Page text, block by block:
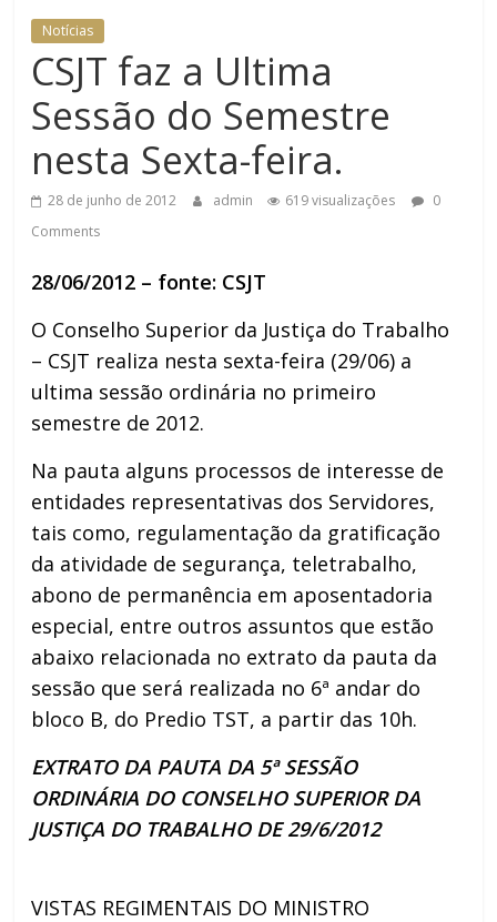
Notícias
CSJT faz a Ultima
Sessão do Semestre
nesta Sexta-feira.
28 de junho de 2012 admin 619 visualizações
0
Comments
28/06/2012 – fonte: CSJT
O Conselho Superior da Justiça do Trabalho
– CSJT realiza nesta sexta-feira (29/06) a
ultima sessão ordinária no primeiro
semestre de 2012.
Na pauta alguns processos de interesse de
entidades representativas dos Servidores,
tais como, regulamentação da gratificação
da atividade de segurança, teletrabalho,
abono de permanência em aposentadoria
especial, entre outros assuntos que estão
abaixo relacionada no extrato da pauta da
sessão que será realizada no 6ª andar do
bloco B, do Predio TST, a partir das 10h.
EXTRATO DA PAUTA DA 5ª SESSÃO
ORDINÁRIA DO CONSELHO SUPERIOR DA
JUSTIÇA DO TRABALHO DE 29/6/2012
VISTAS REGIMENTAIS DO MINISTRO